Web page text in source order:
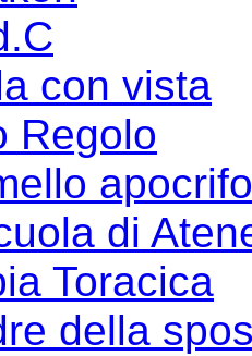
con vista
Regolo
apocrifo
di
Toracica
della